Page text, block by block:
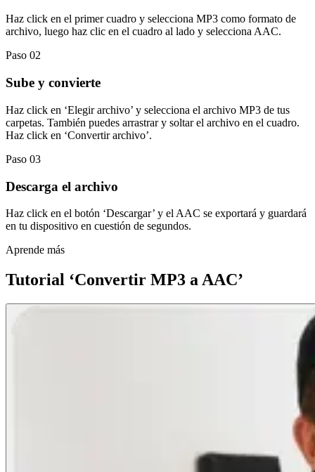
Haz click en el primer cuadro y selecciona MP3 como formato de
archivo, luego haz clic en el cuadro al lado y selecciona AAC.
Paso 02
Sube y convierte
Haz click en ‘Elegir archivo’ y selecciona el archivo MP3 de tus
carpetas. También puedes arrastrar y soltar el archivo en el cuadro.
Haz click en ‘Convertir archivo’.
Paso 03
Descarga el archivo
Haz click en el botón ‘Descargar’ y el AAC se exportará y guardará
en tu dispositivo en cuestión de segundos.
Aprende más
Tutorial ‘Convertir MP3 a AAC’